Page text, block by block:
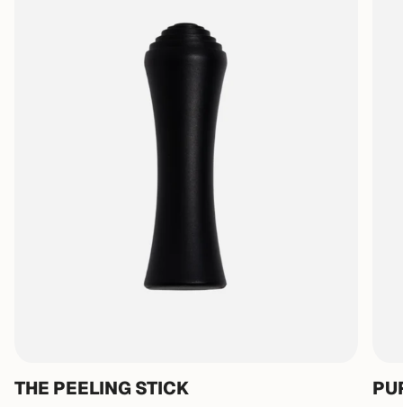
THE PEELING STICK